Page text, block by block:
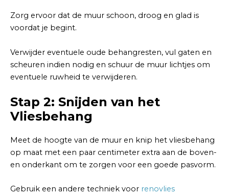
Zorg ervoor dat de muur schoon, droog en glad is
voordat je begint.
Verwijder eventuele oude behangresten, vul gaten en
scheuren indien nodig en schuur de muur lichtjes om
eventuele ruwheid te verwijderen.
Stap 2: Snijden van het
Vliesbehang
Meet de hoogte van de muur en knip het vliesbehang
op maat met een paar centimeter extra aan de boven-
en onderkant om te zorgen voor een goede pasvorm.
Gebruik een andere techniek voor renovlies